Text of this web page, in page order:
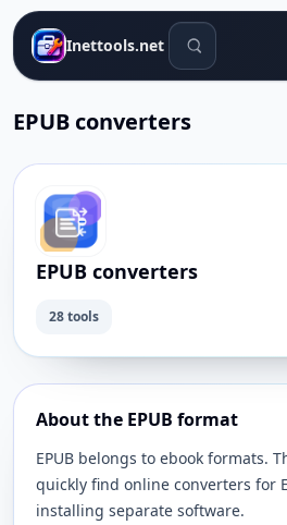
Inettools.net Soek
EPUB converters
EPUB converters
28 tools
About the EPUB format
EPUB belongs to ebook formats.
quickly find online converters for
installing separate software.